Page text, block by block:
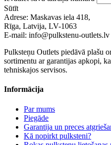
Sūtīt
Adrese: Maskavas iela 418,
Rīga, Latvija, LV-1063
E-mail: info@pulkstenu-outlets.lv
Pulksteņu Outlets piedāvā plašu
sortimentu ar garantijas apkopi,
tehniskajos servisos.
Informācija
Par mums
Piegāde
Garantija un preces
Kā nopirkt pulksteni?